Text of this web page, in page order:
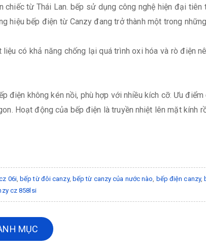
từ Thái Lan. bếp sử dụng công nghệ hiện đại tiên
hiệu bếp điện từ Canzy đang trở thành một trong
có khả năng chống lại quá trình oxi hóa và rò điện
điện không kén nồi, phù hợp với nhiều kích cỡ. Ưu điểm
Hoạt động của bếp điện là truyền nhiệt lên mặt kính
06i,bếp từ đôi canzy, bếp từ canzy của nước nào bếp điện canzy,
cz 858lsi
MỤC